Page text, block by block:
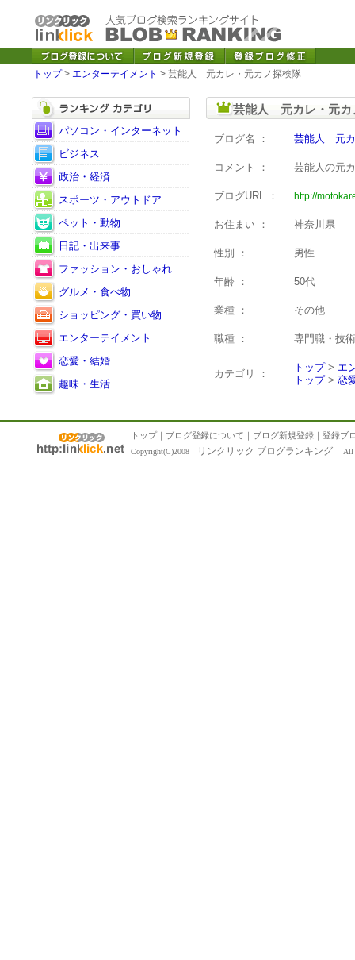
トップ> エンターテイメント > 芸能人 元カレ・元カノ探検隊
パソコン・インターネット
ビジネス
政治・経済
スポーツ・アウトドア
ペット・動物
日記・出来事
ファッション・おしゃれ
グルメ・食べ物
ショッピング・買い物
エンターテイメント
恋愛・結婚
趣味・生活
芸能人 元カレ・元
ブログ名 ： 芸能人 元カ
コメント ： 芸能人の元
ブログURL ： http://
お住まい ： 神奈川県
性別 ： 男性
年齢 ： 50代
業種 ： その他
職種 ： 専門職・技
カテゴリ ：
トップ> エ
トップ> 恋
トップ｜ ブログ登録について ｜ ブログ新規登録 ｜ 登録ブ
Copyright(C)2008 リンクリック ブログランキング All